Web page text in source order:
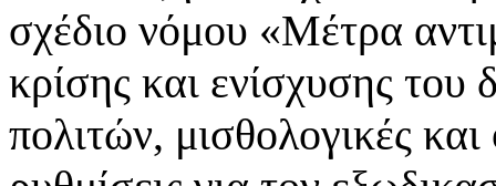
σχέδιο νόμου «Μέτρα
κρίσης και ενίσχυσης του
πολιτών, μισθολογικές